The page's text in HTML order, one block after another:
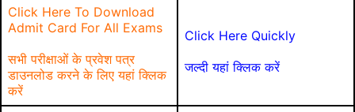
Click Here To Download
Admit Card For All Exams
सभी परीक्षाओं के प्रवेश पत्र
डाउनलोड करने के लिए यहां क्लिक
करें
Click Here Quickly
जल्दी यहां क्लिक करें